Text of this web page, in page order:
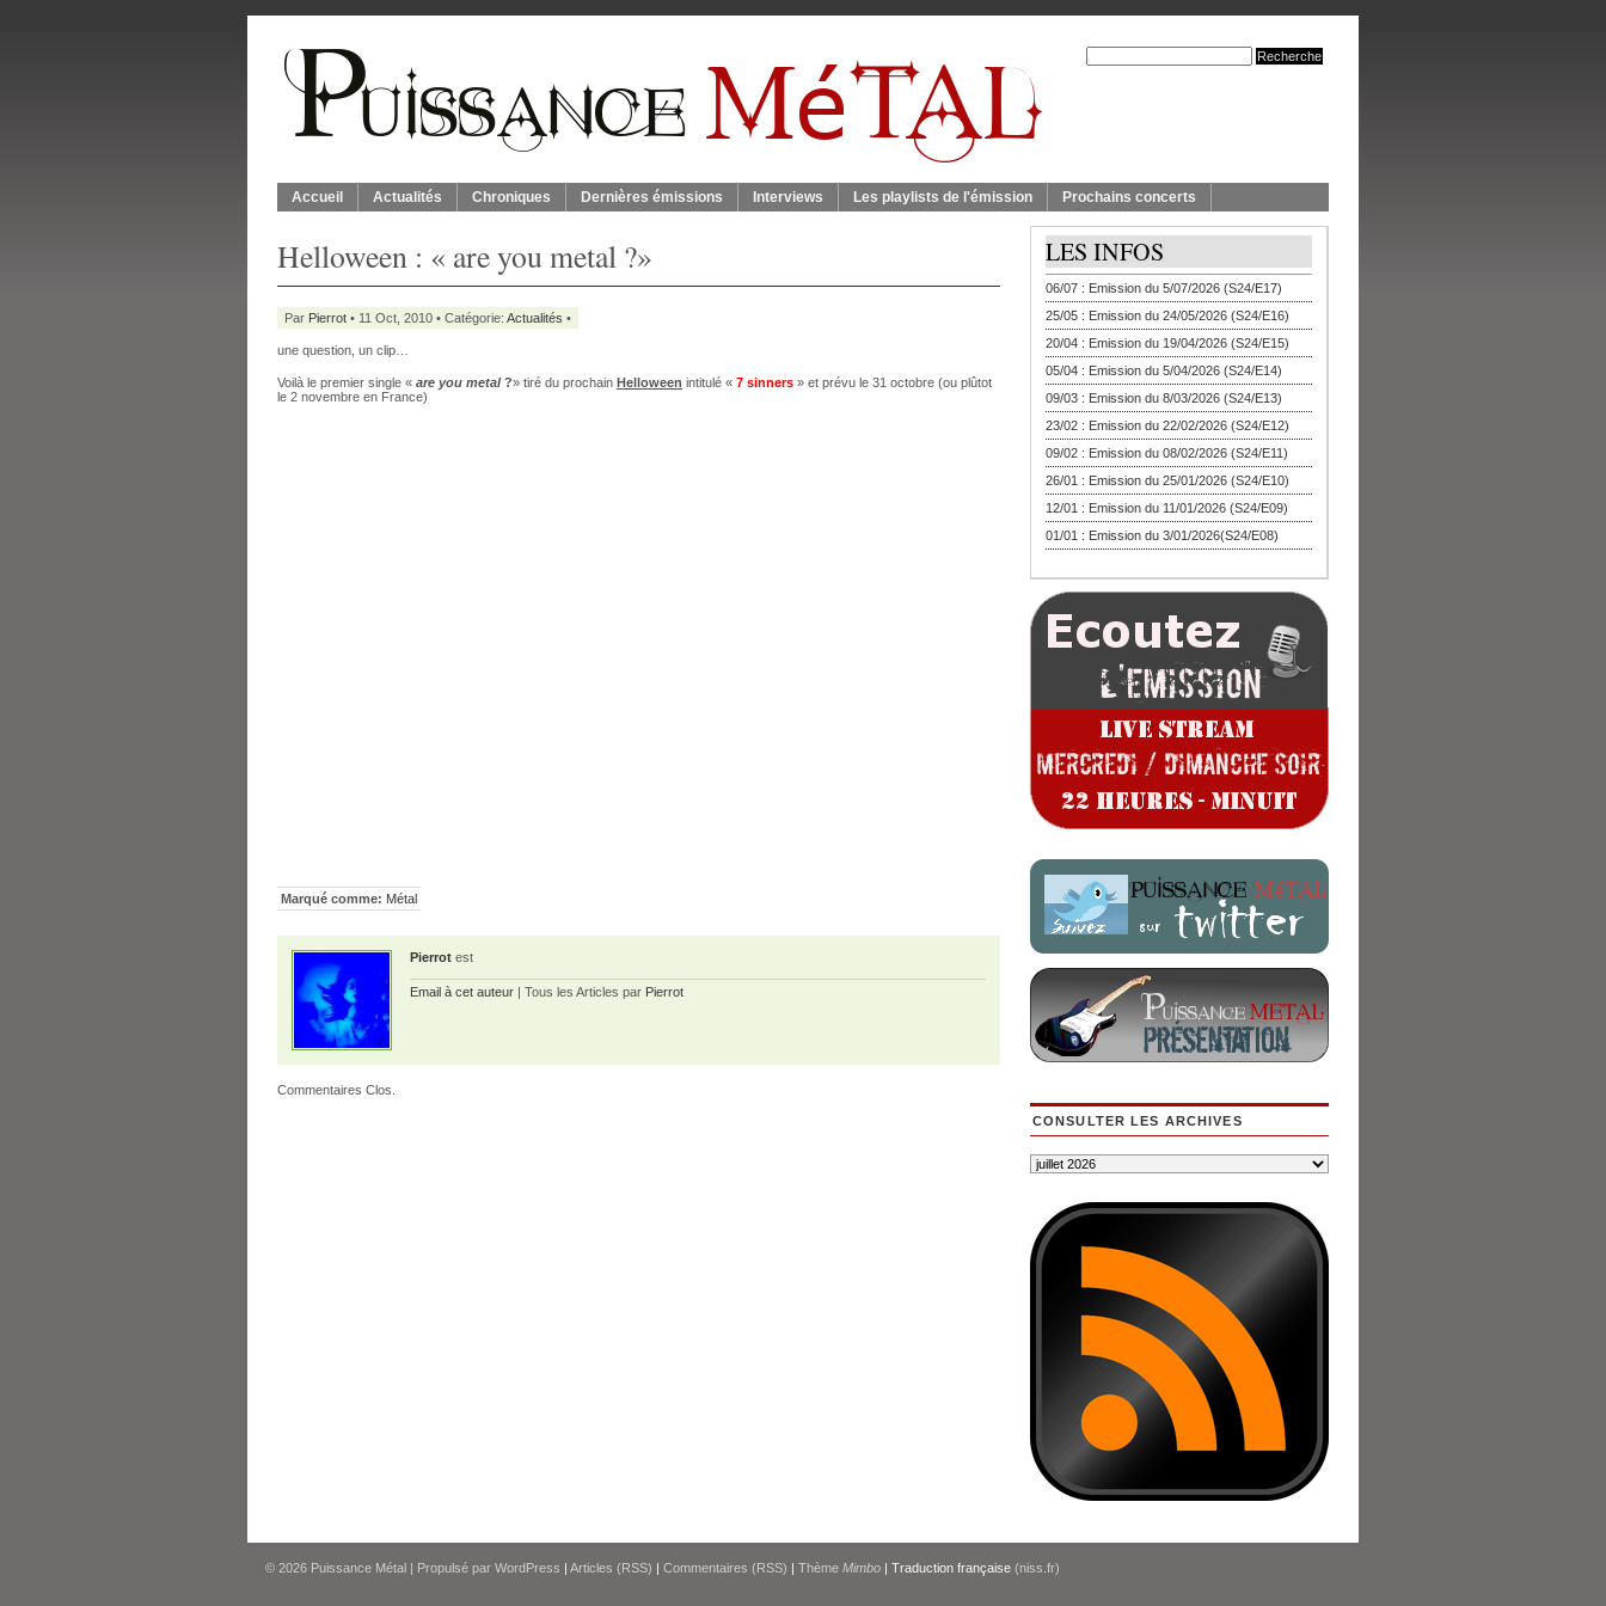
Accueil Actualités Chroniques Dernières émissions Interviews Les playlists de l'émission Prochains concerts
Helloween : « are you metal ?»
Par Pierrot • 11 Oct, 2010 • Catégorie: Actualités •
une question, un clip…
Voilà le premier single « are you metal ?» tiré du prochain Helloween intitulé « 7 sinners » et prévu le 31 octobre (ou plûtot
le 2 novembre en France)
Marqué comme: Métal
Pierrot est
Email à cet auteur | Tous les Articles par Pierrot
Commentaires Clos.
LES INFOS
06/07 : Emission du 5/07/2026 (S24/E17)
25/05 : Emission du 24/05/2026 (S24/E16)
20/04 : Emission du 19/04/2026 (S24/E15)
05/04 : Emission du 5/04/2026 (S24/E14)
09/03 : Emission du 8/03/2026 (S24/E13)
23/02 : Emission du 22/02/2026 (S24/E12)
09/02 : Emission du 08/02/2026 (S24/E11)
26/01 : Emission du 25/01/2026 (S24/E10)
12/01 : Emission du 11/01/2026 (S24/E09)
01/01 : Emission du 3/01/2026(S24/E08)
CONSULTER LES ARCHIVES
© 2026 Puissance Métal | Propulsé par WordPress | Articles (RSS) | Commentaires (RSS) | Thème Mimbo | Traduction française (niss.fr)